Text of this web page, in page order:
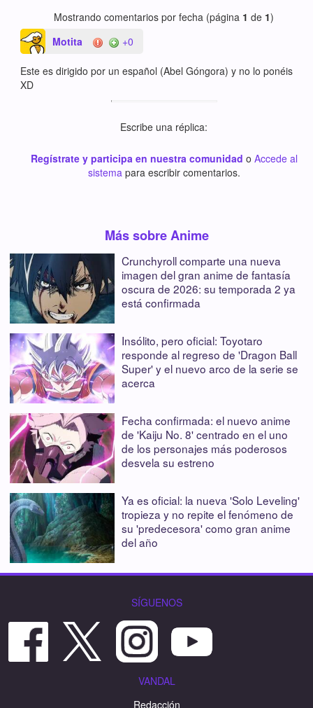
Mostrando comentarios por fecha (página 1 de 1)
Motita
+0
Este es dirigido por un español (Abel Góngora) y no lo ponéis
XD
Escribe una réplica:
Regístrate y participa en nuestra comunidad o Accede al
sistemapara escribir comentarios.
Más sobre Anime
Crunchyroll comparte una nueva
imagen del gran anime de fantasía
oscura de 2026: su temporada 2 ya
está confirmada
Insólito, pero oficial: Toyotaro
responde al regreso de 'Dragon Ball
Super' y el nuevo arco de la serie se
acerca
Fecha confirmada: el nuevo anime
de 'Kaiju No. 8' centrado en el uno
de los personajes más poderosos
desvela su estreno
Ya es oficial: la nueva 'Solo Leveling'
tropieza y no repite el fenómeno de
su 'predecesora' como gran anime
del año
SÍGUENOS
VANDAL
Redacción